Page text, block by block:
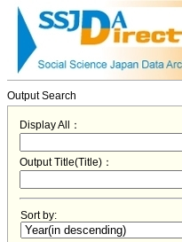
Output Search
Display All：
Output Title(Title)：
Sort by: